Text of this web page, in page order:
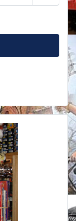
Toon